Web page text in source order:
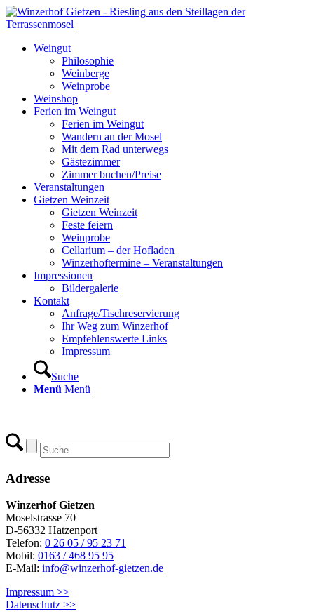
Weingut
Philosophie
Weinberge
Weinprobe
Weinshop
Ferien im Weingut
Ferien im Weingut
Wandern an der Mosel
Mit dem Rad unterwegs
Gästezimmer
Zimmer buchen/Preise
Veranstaltungen
Gietzen Weinzeit
Gietzen Weinzeit
Feste feiern
Weinprobe
Cellarium – der Hofladen
Winzerhoftermine – Veranstaltungen
Impressionen
Bildergalerie
Kontakt
Anfrage/Tischreservierung
Ihr Weg zum Winzerhof
Empfehlenswerte Links
Impressum
Suche
Menü Menü
Adresse
Winzerhof Gietzen
Moselstrasse 70
D-56332 Hatzenport
Telefon: 0 26 05 / 95 23 71
Mobil: 0163 / 468 95 95
E-Mail: info@winzerhof-gietzen.de
Impressum >>
Datenschutz >>